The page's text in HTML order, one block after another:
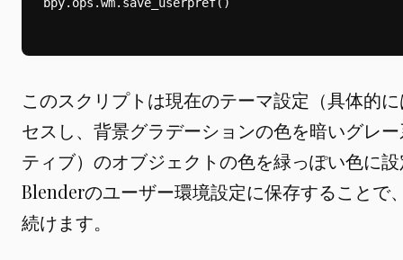
このスクリプトは現在のテーマ設定（具体的
セスし、背景グラデーションの色を暗いグレ
ティブ）のオブジェクトの色を緑っぽい色に
Blenderのユーザー環境設定に保存することで
続けます。